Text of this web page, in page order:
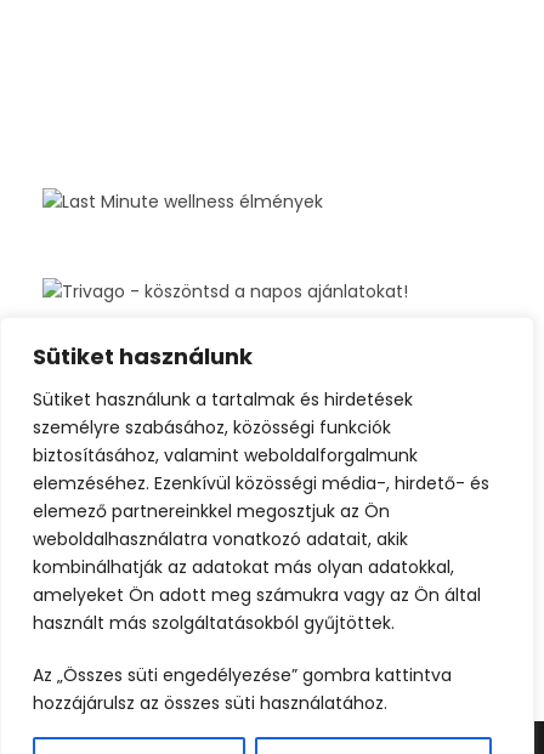
Sütiket használunk
Sütiket használunk a tartalmak és hirdetések
személyre szabásához, közösségi funkciók
biztosításához, valamint weboldalforgalmunk
elemzéséhez. Ezenkívül közösségi média-, hirdető- és
elemező partnereinkkel megosztjuk az Ön
weboldalhasználatra vonatkozó adatait, akik
kombinálhatják az adatokat más olyan adatokkal,
amelyeket Ön adott meg számukra vagy az Ön által
használt más szolgáltatásokból gyűjtöttek.
Az „Összes süti engedélyezése” gombra kattintva
hozzájárulsz az összes süti használatához.